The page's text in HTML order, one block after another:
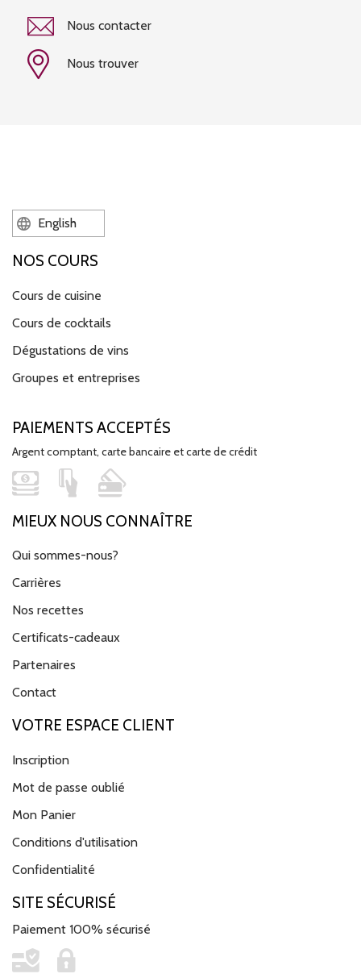
Nous contacter
Nous trouver
English
NOS COURS
Cours de cuisine
Cours de cocktails
Dégustations de vins
Groupes et entreprises
PAIEMENTS ACCEPTÉS
Argent comptant, carte bancaire et carte de crédit
MIEUX NOUS CONNAÎTRE
Qui sommes-nous?
Carrières
Nos recettes
Certificats-cadeaux
Partenaires
Contact
VOTRE ESPACE CLIENT
Inscription
Mot de passe oublié
Mon Panier
Conditions d'utilisation
Confidentialité
SITE SÉCURISÉ
Paiement 100% sécurisé